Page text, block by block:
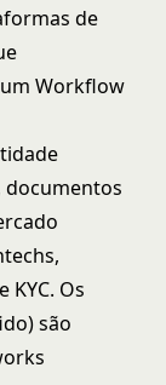
de
Workflow
documentos
Os
são